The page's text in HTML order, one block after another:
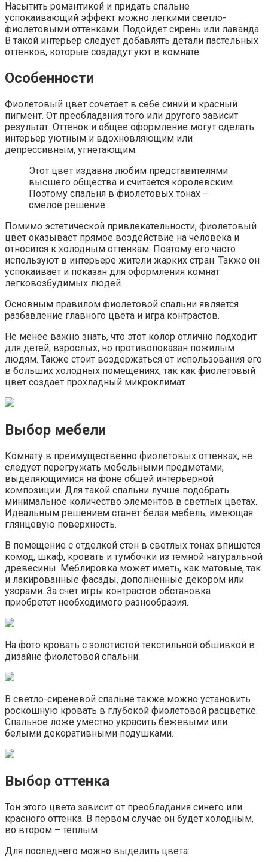
Насытить романтикой и придать спальне
успокаивающий эффект можно легкими светло-
фиолетовыми оттенками. Подойдет сирень или лаванда.
В такой интерьер следует добавлять детали пастельных
оттенков, которые создадут уют в комнате.
Особенности
Фиолетовый цвет сочетает в себе синий и красный
пигмент. От преобладания того или другого зависит
результат. Оттенок и общее оформление могут сделать
интерьер уютным и вдохновляющим или
депрессивным, угнетающим.
Этот цвет издавна любим представителями
высшего общества и считается королевским.
Поэтому спальня в фиолетовых тонах –
смелое решение.
Помимо эстетической привлекательности, фиолетовый
цвет оказывает прямое воздействие на человека и
относится к холодным оттенкам. Поэтому его часто
используют в интерьере жители жарких стран. Также он
успокаивает и показан для оформления комнат
легковозбудимых людей.
Основным правилом фиолетовой спальни является
разбавление главного цвета и игра контрастов.
Не менее важно знать, что этот колор отлично подходит
для детей, взрослых, но противопоказан пожилым
людям. Также стоит воздержаться от использования его
в больших холодных помещениях, так как фиолетовый
цвет создает прохладный микроклимат.
Выбор мебели
Комнату в преимущественно фиолетовых оттенках, не
следует перегружать мебельными предметами,
выделяющимися на фоне общей интерьерной
композиции. Для такой спальни лучше подобрать
минимальное количество элементов в светлых цветах.
Идеальным решением станет белая мебель, имеющая
глянцевую поверхность.
В помещение с отделкой стен в светлых тонах впишется
комод, шкаф, кровать и тумбочки из темной натуральной
древесины. Меблировка может иметь, как матовые, так
и лакированные фасады, дополненные декором или
узорами. За счет игры контрастов обстановка
приобретет необходимого разнообразия.
На фото кровать с золотистой текстильной обшивкой в
дизайне фиолетовой спальни.
В светло-сиреневой спальне также можно установить
роскошную кровать в глубокой фиолетовой расцветке.
Спальное ложе уместно украсить бежевыми или
белыми декоративными подушками.
Выбор оттенка
Тон этого цвета зависит от преобладания синего или
красного оттенка. В первом случае он будет холодным,
во втором – теплым.
Для последнего можно выделить цвета: